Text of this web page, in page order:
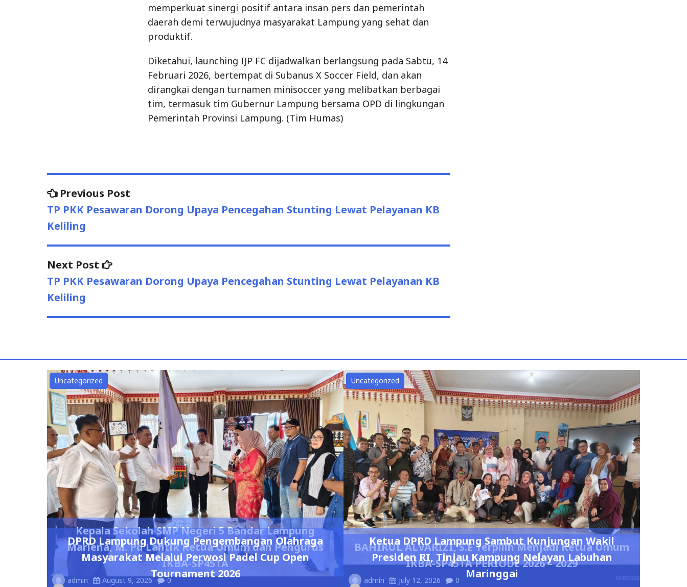
memperkuat sinergi positif antara insan pers dan pemerintah
daerah demi terwujudnya masyarakat Lampung yang sehat dan
produktif.
Diketahui, launching IJP FC dijadwalkan berlangsung pada Sabtu, 14
Februari 2026, bertempat di Subanus X Soccer Field, dan akan
dirangkai dengan turnamen minisoccer yang melibatkan berbagai
tim, termasuk tim Gubernur Lampung bersama OPD di lingkungan
Pemerintah Provinsi Lampung. (Tim Humas)
Post
navigation
Previous Post
post:
TP PKK Pesawaran Dorong Upaya Pencegahan Stunting Lewat Pelayanan KB
Keliling
Next Post
Next
post:
TP PKK Pesawaran Dorong Upaya Pencegahan Stunting Lewat Pelayanan KB
Keliling
Uncategorized
Kepala Sekolah SMP Negeri 5 Bandar Lampung
Marlena, M. Pd Lantik Ketua Umum dan Pengurus
IKBA-SP45TA
admin August 9, 2026 0
Uncategorized
BAHIRUL ALVARIZI, S.E Terpilih Menjadi Ketua Umum
IKBA-SP45TA PERIODE 2026 – 2029
admin July 12, 2026 0
DPRD Lampung Dukung Pengembangan Olahraga
Masyarakat Melalui Perwosi Padel Cup Open
Tournament 2026
Ketua DPRD Lampung Sambut Kunjungan Wakil
Presiden RI, Tinjau Kampung Nelayan Labuhan
Maringgai